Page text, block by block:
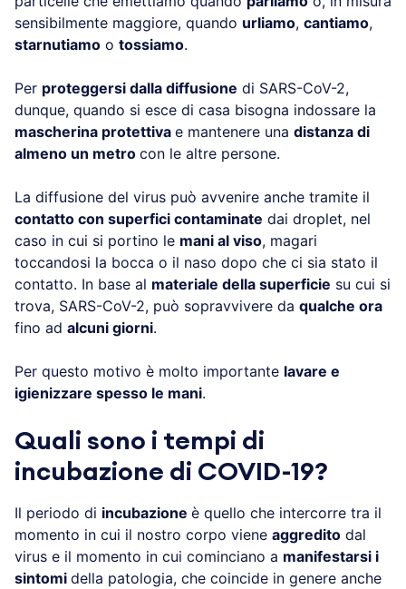
sensibilmente maggiore, quando urliamo, cantiamo,
starnutiamo o tossiamo.
Per proteggersi dalla diffusione di SARS-CoV-2,
dunque, quando si esce di casa bisogna indossare la
mascherina protettiva e mantenere una distanza di
almeno un metro con le altre persone.
La diffusione del virus può avvenire anche tramite il
contatto con superfici contaminate dai droplet, nel
caso in cui si portino le mani al viso, magari
toccandosi la bocca o il naso dopo che ci sia stato il
contatto. In base al materiale della superficie su cui si
trova, SARS-CoV-2, può sopravvivere da qualche ora
fino ad alcuni giorni.
Per questo motivo è molto importante lavare e
igienizzare spesso le mani.
Quali sono i tempi di
incubazione di COVID-19?
Il periodo di incubazione è quello che intercorre tra il
momento in cui il nostro corpo viene aggredito dal
virus e il momento in cui cominciano a manifestarsi i
sintomi della patologia, che coincide in genere anche